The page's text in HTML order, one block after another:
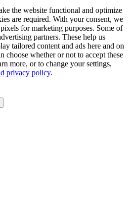
the website functional and optimize
are required. With your consent, we
for marketing purposes. Some of
partners. These help us
tailored content and ads here and on
choose whether or not to accept these
more, or to change your settings,
privacy policy.